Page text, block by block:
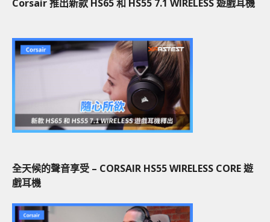
Corsair 推出新款 HS65 和 HS55 7.1 WIRELESS 遊戲耳機
全天候的聲音享受 – CORSAIR HS55 WIRELESS CORE 遊
戲耳機